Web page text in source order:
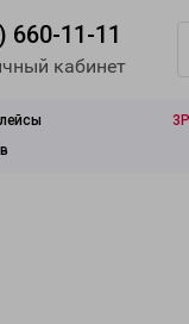
660-11-11
кабинет